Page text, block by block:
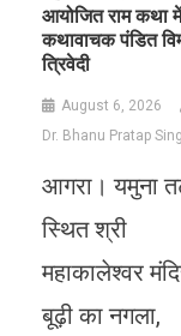
आयोजित राम कथा
कथावाचक पंडित
त्रिवेदी
August 6, 2026
Dr. Bhanu Pratap
आगरा। यमुना
स्थित श्री
महाकालेश्वर
बूढ़ी का नगला,